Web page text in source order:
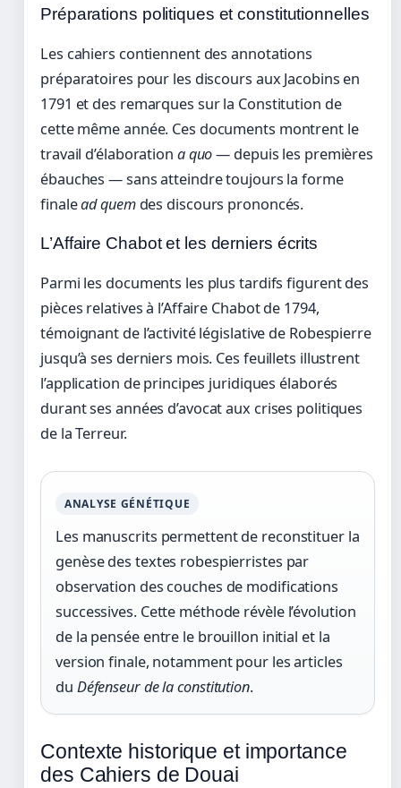
Préparations politiques et constitutionnelles
Les cahiers contiennent des annotations
préparatoires pour les discours aux Jacobins en
1791 et des remarques sur la Constitution de
cette même année. Ces documents montrent le
travail d’élaboration a quo— depuis les premières
ébauches — sans atteindre toujours la forme
finalead quemdes discours prononcés.
L’Affaire Chabot et les derniers écrits
Parmi les documents les plus tardifs figurent des
pièces relatives à l’Affaire Chabot de 1794,
témoignant de l’activité législative de Robespierre
jusqu’à ses derniers mois. Ces feuillets illustrent
l’application de principes juridiques élaborés
durant ses années d’avocat aux crises politiques
de la Terreur.
ANALYSE GÉNÉTIQUE
Les manuscrits permettent de reconstituer la
genèse des textes robespierristes par
observation des couches de modifications
successives. Cette méthode révèle l’évolution
de la pensée entre le brouillon initial et la
version finale, notamment pour les articles
du Défenseur de la constitution.
Contexte historique et importance
des Cahiers de Douai